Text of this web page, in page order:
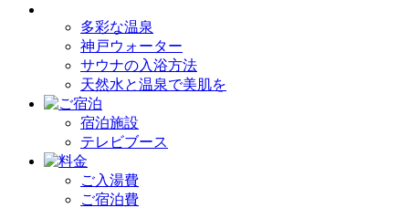
多彩な温泉
神戸ウォーター
サウナの入浴方法
天然水と温泉で美肌を
宿泊施設
テレビブース
ご入湯費
ご宿泊費